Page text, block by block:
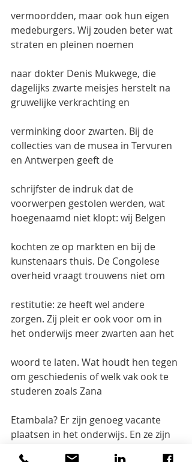
vermoordden, maar ook hun eigen
medeburgers. Wij zouden beter wat
straten en pleinen noemen
naar dokter Denis Mukwege, die
dagelijks zwarte meisjes herstelt na
gruwelijke verkrachting en
verminking door zwarten. Bij de
collecties van de musea in Tervuren
en Antwerpen geeft de
schrijfster de indruk dat de
voorwerpen gestolen werden, wat
hoegenaamd niet klopt: wij Belgen
kochten ze op markten en bij de
kunstenaars thuis. De Congolese
overheid vraagt trouwens niet om
restitutie: ze heeft wel andere
zorgen. Zij pleit er ook voor om in
het onderwijs meer zwarten aan het
woord te laten. Wat houdt hen tegen
om geschiedenis of welk vak ook te
studeren zoals Zana
Etambala? Er zijn genoeg vacante
plaatsen in het onderwijs. En ze zijn